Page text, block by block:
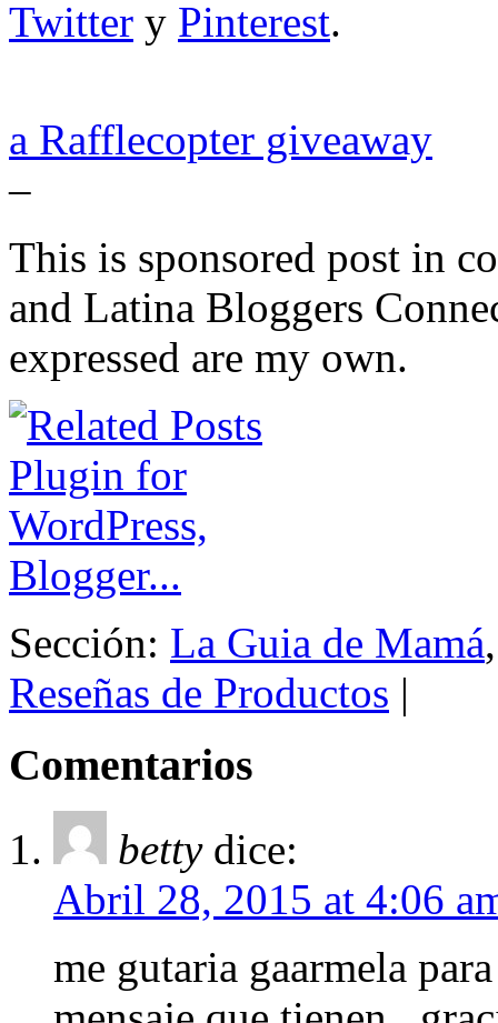
Twitter y Pinterest.
a Rafflecopter giveaway
–
This is sponsored post in
and Latina Bloggers
expressed are my own.
Sección: La Guia de Mamá
Reseñas de Productos |
Comentarios
betty dice:
Abril 28, 2015 at 4:06
me gutaria gaarmela